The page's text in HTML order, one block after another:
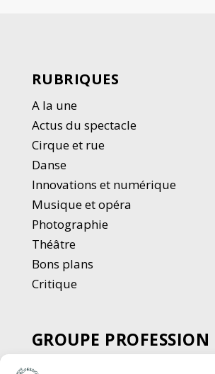
RUBRIQUES
A la une
Actus du spectacle
Cirque et rue
Danse
Innovations et numérique
Musique et opéra
Photographie
Théâtre
Bons plans
Critique
GROUPE PROFESSION
SPECTACLE